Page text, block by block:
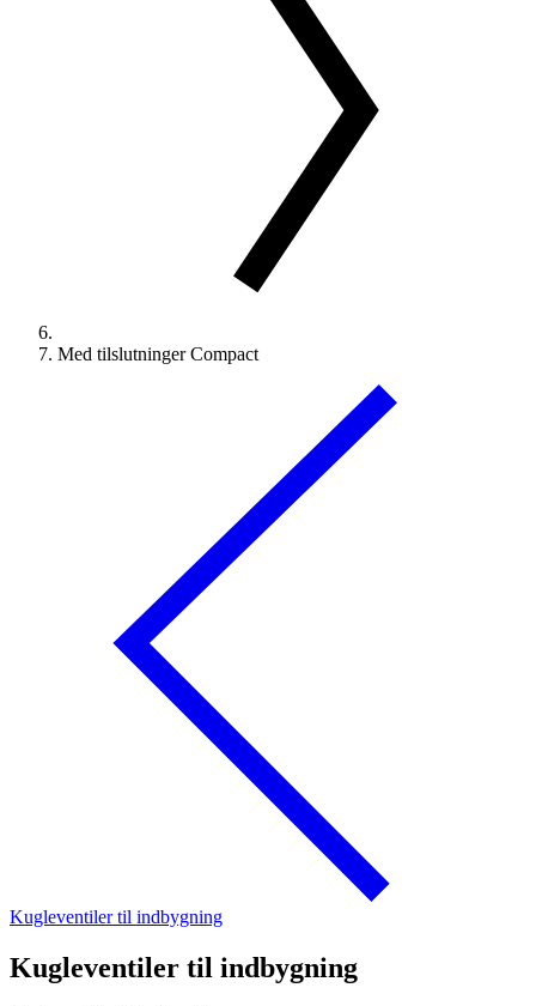
Med tilslutninger Compact
Kugleventiler til indbygning
Kugleventiler til indbygning